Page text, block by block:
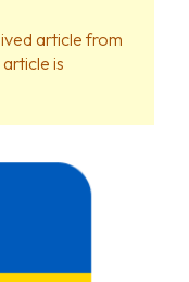
article from
is